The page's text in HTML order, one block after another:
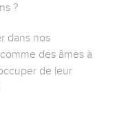
?
dans nos
des âmes à
de leur